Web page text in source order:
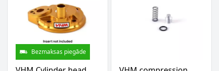
Bezmaksas piegāde